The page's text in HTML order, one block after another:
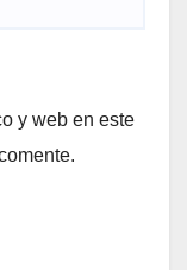
y web en este